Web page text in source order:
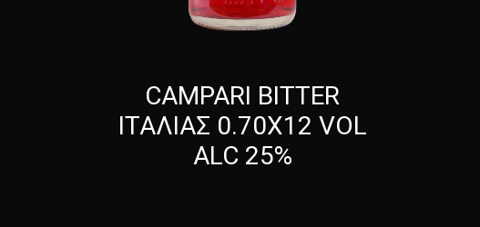
CAMPARI BITTER
ΙΤΑΛΙΑΣ 0.70Χ12 VOL
ALC 25%